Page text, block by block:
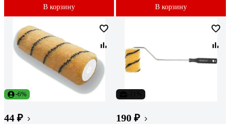
В корзину В корзину
-6%
44 ₽ 190 ₽